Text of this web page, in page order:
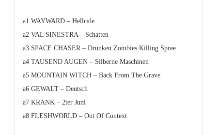
a1 WAYWARD – Hellride
a2 VAL SINESTRA – Schatten
a3 SPACE CHASER – Drunken Zombies Killing Spree
a4 TAUSEND AUGEN – Silberne Maschinen
a5 MOUNTAIN WITCH – Back From The Grave
a6 GEWALT – Deutsch
a7 KRANK – 2ter Juni
a8 FLESHWORLD – Out Of Context